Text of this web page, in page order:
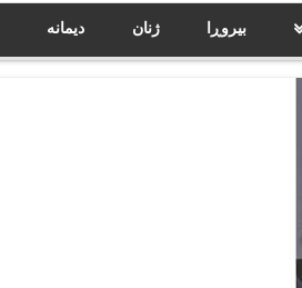
بیروڕا ژنان دیمانە